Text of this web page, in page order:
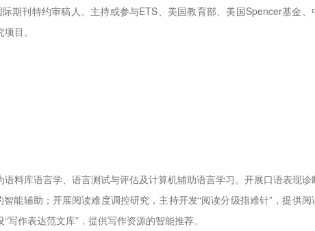
期刊特约审稿人。主持或参与ETS、美国教育部、美国Spencer基金、
目。
料库语言学、语言测试与评估及计算机辅助语言学习。开展口语表现诊
能辅助；开展阅读难度调控研究，主持开发“阅读分级指难针”，提供阅
作表达范文库”，提供写作资源的智能推荐。